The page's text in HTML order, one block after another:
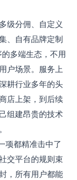
分佣、自定义
、自有品牌定制
多端生态，不用
户场景。服务上
耕行业多年的头
店上架，到后续
组建昂贵的技术
都精准击中了
交平台的规则束
，所有用户都能